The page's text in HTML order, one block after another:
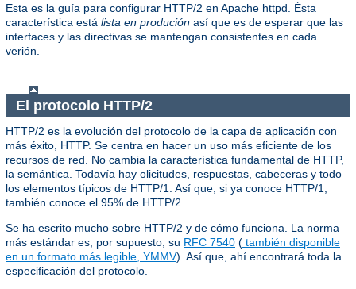
Esta es la guía para configurar HTTP/2 en Apache httpd. Ésta
característica está lista en produción así que es de esperar que las
interfaces y las directivas se mantengan consistentes en cada
verión.
El protocolo HTTP/2
HTTP/2 es la evolución del protocolo de la capa de aplicación con
más éxito, HTTP. Se centra en hacer un uso más eficiente de los
recursos de red. No cambia la característica fundamental de HTTP,
la semántica. Todavía hay olicitudes, respuestas, cabeceras y todo
los elementos típicos de HTTP/1. Así que, si ya conoce HTTP/1,
también conoce el 95% de HTTP/2.
Se ha escrito mucho sobre HTTP/2 y de cómo funciona. La norma
más estándar es, por supuesto, su RFC 7540 ( también disponible
en un formato más legible, YMMV). Así que, ahí encontrará toda la
especificación del protocolo.